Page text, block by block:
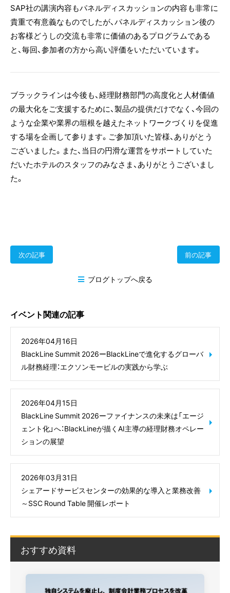
SAP社の講演内容もパネルディスカッションの内容も非常に
貴重で有意義なものでしたが、パネルディスカッション後の
お客様どうしの交流も非常に価値のあるプログラムである
と、毎回、参加者の方から高い評価をいただいています。
ブラックラインは今後も、経理財務部門の高度化と人材価値
の最大化をご支援するために、製品の提供だけでなく、今回の
ような企業や業界の垣根を越えたネットワークづくりを促進
する場を企画して参ります。ご参加頂いた皆様、ありがとう
ございました。また、当日の円滑な運営をサポートしていた
だいたホテルのスタッフのみなさま、ありがとうございまし
た。
次の記事
ブログトップへ戻る
前の記事
イベント関連の記事
2026年04月16日
BlackLine Summit 2026ーBlackLineで進化するグローバ
ル財務経理：エクソンモービルの実践から学ぶ
2026年04月15日
BlackLine Summit 2026ーファイナンスの未来は「エージ
ェント化」へ：BlackLineが描くAI主導の経理財務オペレー
ションの展望
2026年03月31日
シェアードサービスセンターの効果的な導入と業務改善
～SSC Round Table 開催レポート
おすすめ資料